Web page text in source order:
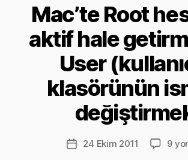
Mac’te Root
aktif hale
User
klasörünün
Yazının
yazarı
Y
a
z
a
r
D
e
v
ri
Yazı24 Ekim 2011 9